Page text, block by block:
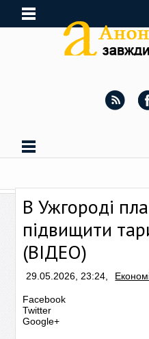
В Ужгороді
підвищити
(ВІДЕО)
29.05.2026, 23:24,
Facebook
Twitter
Google+